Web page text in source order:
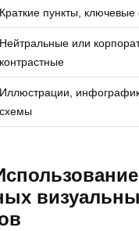
Краткие пункты, ключевые
Нейтральные или
контрастные
Иллюстрации,
схемы